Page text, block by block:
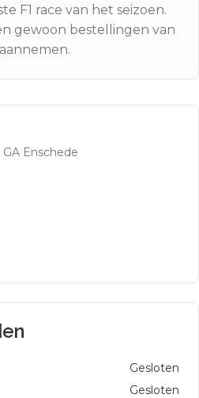
F1 race van het seizoen.
gewoon bestellingen van
GA Enschede
Gesloten
Gesloten